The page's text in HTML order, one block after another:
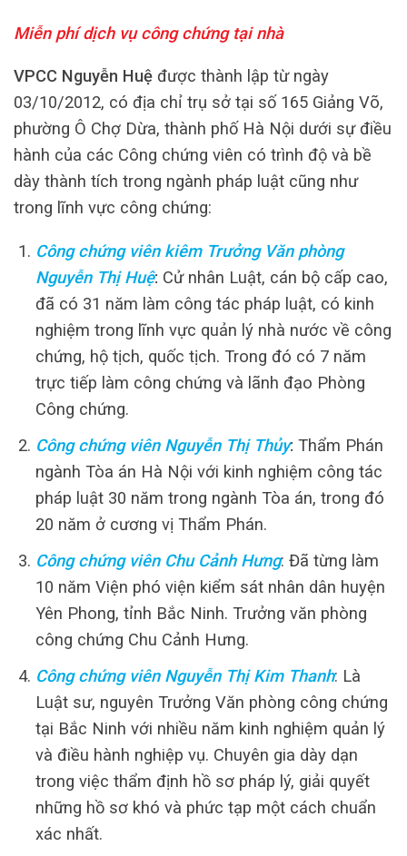
Miễn phí dịch vụ công chứng tại nhà
VPCC Nguyễn Huệ được thành lập từ ngày
03/10/2012, có địa chỉ trụ sở tại số 165 Giảng Võ,
phường Ô Chợ Dừa, thành phố Hà Nội dưới sự điều
hành của các Công chứng viên có trình độ và bề
dày thành tích trong ngành pháp luật cũng như
trong lĩnh vực công chứng:
Công chứng viên kiêm Trưởng Văn phòng
Nguyễn Thị Huệ: Cử nhân Luật, cán bộ cấp cao,
đã có 31 năm làm công tác pháp luật, có kinh
nghiệm trong lĩnh vực quản lý nhà nước về công
chứng, hộ tịch, quốc tịch. Trong đó có 7 năm
trực tiếp làm công chứng và lãnh đạo Phòng
Công chứng.
Công chứng viên Nguyễn Thị Thủy: Thẩm Phán
ngành Tòa án Hà Nội với kinh nghiệm công tác
pháp luật 30 năm trong ngành Tòa án, trong đó
20 năm ở cương vị Thẩm Phán.
Công chứng viên Chu Cảnh Hưng: Đã từng làm
10 năm Viện phó viện kiểm sát nhân dân huyện
Yên Phong, tỉnh Bắc Ninh. Trưởng văn phòng
công chứng Chu Cảnh Hưng.
Công chứng viên Nguyễn Thị Kim Thanh: Là
Luật sư, nguyên Trưởng Văn phòng công chứng
tại Bắc Ninh với nhiều năm kinh nghiệm quản lý
và điều hành nghiệp vụ. Chuyên gia dày dạn
trong việc thẩm định hồ sơ pháp lý, giải quyết
những hồ sơ khó và phức tạp một cách chuẩn
xác nhất.